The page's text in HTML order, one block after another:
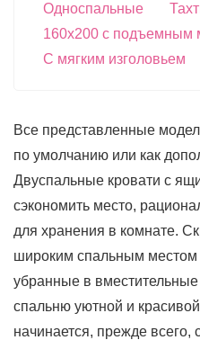
Односпальные
160х200 с подъемным
С мягким изголовьем
Все представленные
по умолчанию или как
Двуспальные кровати с
сэкономить место,
для хранения в комнате.
широким спальным местом
убранные в
спальню уютной и
начинается, прежде всего,